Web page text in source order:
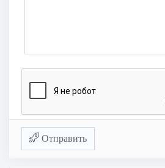
Отправить